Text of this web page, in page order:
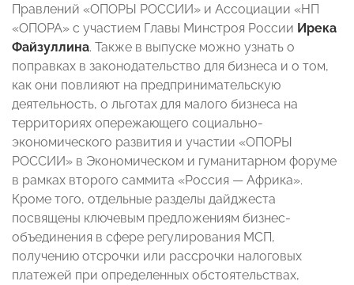
Правлений «ОПОРЫ РОССИИ» и Ассоциации «НП
«ОПОРА» с участием Главы Минстроя России Ирека
Файзуллина. Также в выпуске можно узнать о
поправках в законодательство для бизнеса и о том,
как они повлияют на предпринимательскую
деятельность, о льготах для малого бизнеса на
территориях опережающего социально-
экономического развития и участии «ОПОРЫ
РОССИИ» в Экономическом и гуманитарном форуме
в рамках второго саммита «Россия — Африка».
Кроме того, отдельные разделы дайджеста
посвящены ключевым предложениям бизнес-
объединения в сфере регулирования МСП,
получению отсрочки или рассрочки налоговых
платежей при определенных обстоятельствах,